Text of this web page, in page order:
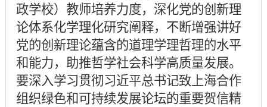
政学校）教师培养力度，深化党的创新理
论体系化学理化研究阐释，不断增强讲好
党的创新理论蕴含的道理学理哲理的水平
和能力，助推哲学社会科学高质量发展。
要深入学习贯彻习近平总书记致上海合作
组织绿色和可持续发展论坛的重要贺信精